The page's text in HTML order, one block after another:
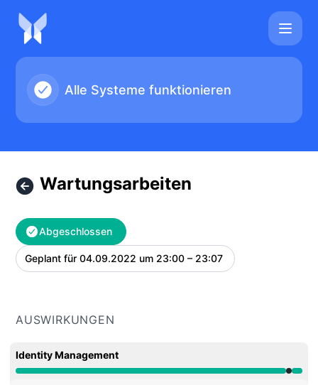
Alle Systeme funktionieren
Wartungsarbeiten
Abgeschlossen
Geplant für 04.09.2022 um 23:00 – 23:07 UTC
AUSWIRKUNGEN
Identity Management
Wartung aus 11:00 PM zu 11:07 PM